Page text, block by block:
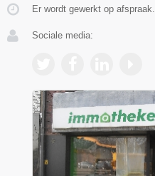
Er wordt gewerkt op afspraak.
Sociale media: